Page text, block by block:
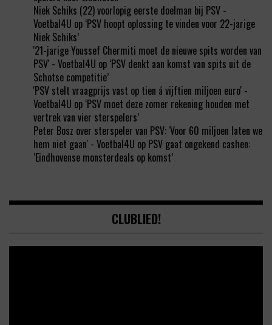
Niek Schiks (22) voorlopig eerste doelman bij PSV -
Voetbal4U op ‘PSV hoopt oplossing te vinden voor 22-jarige
Niek Schiks’
'21-jarige Youssef Chermiti moet de nieuwe spits worden van
PSV' - Voetbal4U op ‘PSV denkt aan komst van spits uit de
Schotse competitie’
'PSV stelt vraagprijs vast op tien á vijftien miljoen euro' -
Voetbal4U op ‘PSV moet deze zomer rekening houden met
vertrek van vier sterspelers’
Peter Bosz over sterspeler van PSV: 'Voor 60 miljoen laten we
hem niet gaan' - Voetbal4U op PSV gaat ongekend cashen:
‘Eindhovense monsterdeals op komst’
CLUBLIED!